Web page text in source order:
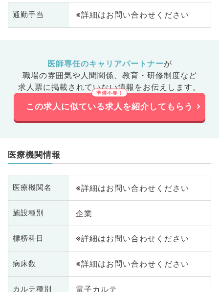
通勤手当 ※詳細はお問い合わせください
医師専任のキャリアパートナーが
職場の雰囲気や人間関係、 教育・研修制度など
求人票に掲載されていない情報をお伝えします。
この求人に似ている求人を紹介してもらう
医療機関情報
医療機関名 ※詳細はお問い合わせください
施設種別 企業
標榜科目 ※詳細はお問い合わせください
病床数 ※詳細はお問い合わせください
カルテ種別 電子カルテ